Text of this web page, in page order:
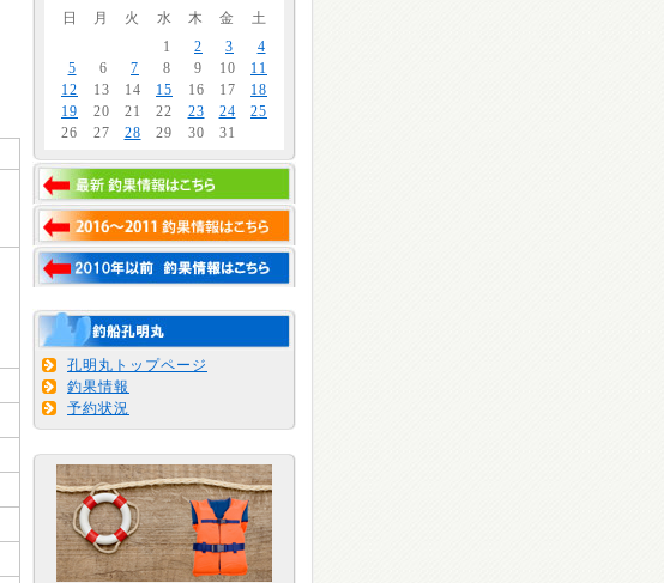
日 月 火 水 木 金
土
1
2 3
4
5
6 7 8 9 10
11
12
13 14 15 16 17
18
19
20 21 22 23 24
25
26
27 28 29 30 31
孔明丸トップページ
釣果情報
予約状況